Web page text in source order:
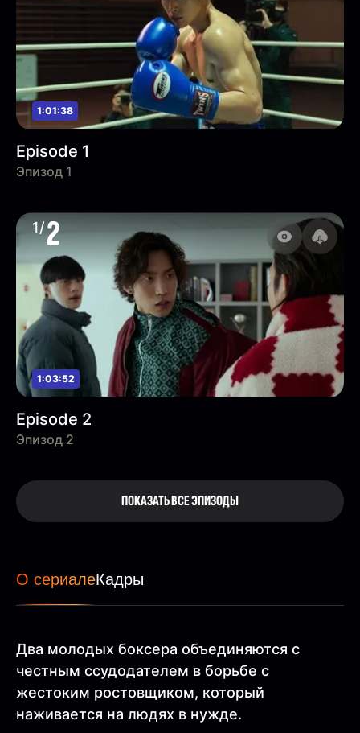
1:01:38
Episode 1
Эпизод 1
1/2
1:03:52
Episode 2
Эпизод 2
ПОКАЗАТЬ ВСЕ ЭПИЗОДЫ
О сериалеКадры
Два молодых боксера объединяются с
честным ссудодателем в борьбе с
жестоким ростовщиком, который
наживается на людях в нужде.